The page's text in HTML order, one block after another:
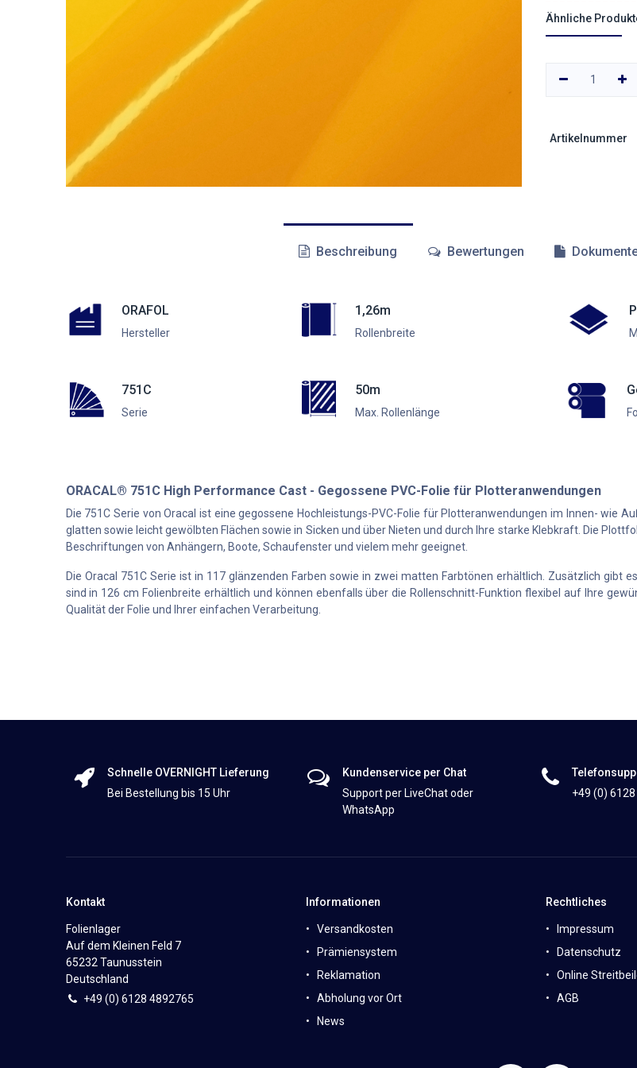
Ähnliche
Artikelnummer
Beschreibung Bewertungen
ORAFOL
Hersteller
751C
Serie
1,26m
Rollenbreite
50m
Max. Rollenlänge
ORACAL® 751C High Performance Cast - Gegossene PVC-Folie für Plotteranwendungen
Die 751C Serie von Oracal ist eine gegossene Hochleistungs-PVC-Folie für Plotteranwendungen im Innen- wie
glatten sowie leicht gewölbten Flächen sowie in Sicken und über Nieten und durch Ihre starke Klebkraft. Die
Beschriftungen von Anhängern, Boote, Schaufenster und vielem mehr geeignet.
Die Oracal 751C Serie ist in 117 glänzenden Farben sowie in zwei matten Farbtönen erhältlich. Zusätzlich gibt
sind in 126 cm Folienbreite erhältlich und können ebenfalls über die Rollenschnitt-Funktion flexibel auf Ihre
Qualität der Folie und Ihrer einfachen Verarbeitung.
Schnelle OVERNIGHT Lieferung
Bei Bestellung bis 15 Uhr
Kundenservice per Chat
Support per LiveChat oder
WhatsApp
+49 (0)
Kontakt
Folienlager
Auf dem Kleinen Feld 7
65232 Taunusstein
Deutschland
+49 (0) 6128 4892765
Informationen
Versandkosten
Prämiensystem
Reklamation
Abholung vor Ort
News
Rechtliches
Impressum
Datenschutz
Online
AGB